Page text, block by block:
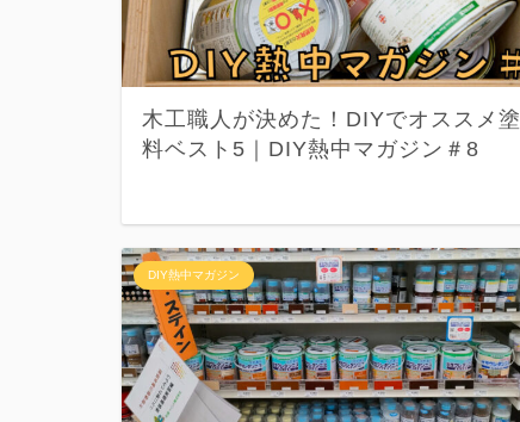
木工職人が決めた！DIYでオススメ塗
料ベスト5｜DIY熱中マガジン＃8
DIY熱中マガジン